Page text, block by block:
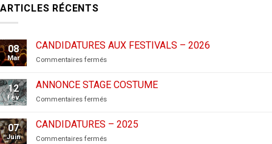
ARTICLES RÉCENTS
08
Mar
CANDIDATURES AUX FESTIVALS – 2026
Commentaires ferméssur
AUX
FESTIVALS
–
12
Fév
ANNONCE STAGE COSTUME
Commentaires ferméssur
STAGE
COSTUME
07
Juin
CANDIDATURES – 2025
Commentaires ferméssur